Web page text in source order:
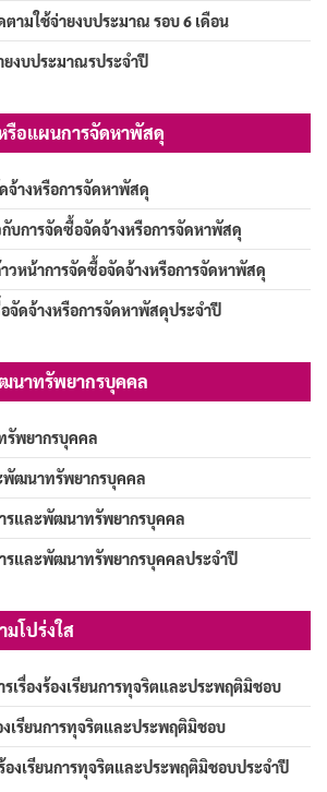
ตามใช้จ่ายงบประมาณ รอบ 6 เดือน
ยงบประมาณรประจำปี
รือแผนการจัดหาพัสดุ
จ้างหรือการจัดหาพัสดุ
บการจัดซื้อจัดจ้างหรือการจัดหาพัสดุ
วหน้าการจัดซื้อจัดจ้างหรือการจัดหาพัสดุ
จัดจ้างหรือการจัดหาพัสดุประจำปี
นาทรัพยากรบุคคล
รัพยากรบุคคล
พัฒนาทรัพยากรบุคคล
รและพัฒนาทรัพยากรบุคคล
รและพัฒนาทรัพยากรบุคคลประจำปี
มโปร่งใส
เรื่องร้องเรียนการทุจริตและประพฤติมิชอบ
งเรียนการทุจริตและประพฤติมิชอบ
องเรียนการทุจริตและประพฤติมิชอบประจำปี